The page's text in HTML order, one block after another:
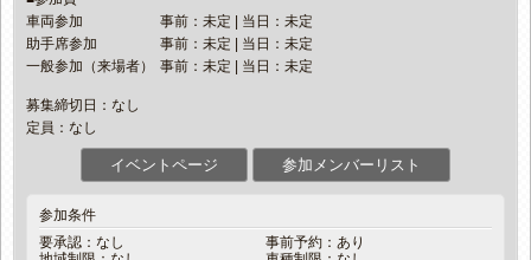
車両参加
事前：未定 | 当日：未定
助手席参加
事前：未定 | 当日：未定
一般参加（来場者）
事前：未定 | 当日：未定
募集締切日：なし
定員：なし
イベントページ 参加メンバーリスト
参加条件
要承認：なし
事前予約：あり